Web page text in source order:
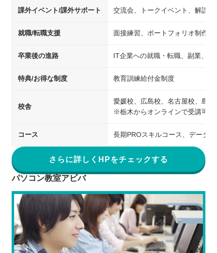
課外イベント/課外サポート 交流会、トークイベント、解説
就職/転職支援 面接練習、ポートフォリオ制作
卒業後の進路 IT企業への就職・転職、副業、
特典/お得な制度 教育訓練給付金制度
校舎
愛媛校、広島校、名古屋校、島根
※栃木からオンラインで受講可能
コース 長期PROスキルコース、データ
さらに詳しくHPをチェックする
パソコン教室アビバ